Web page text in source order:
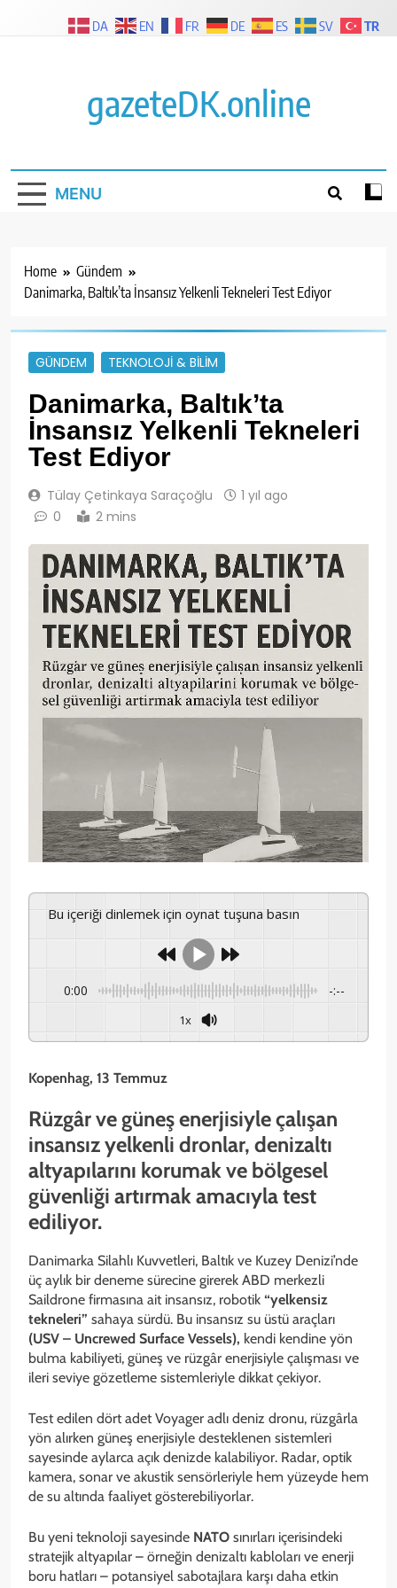
gazeteDK.online
MENU
Home
Gündem
Danimarka, Baltık’ta İnsansız Yelkenli Tekneleri Test Ediyor
GÜNDEM TEKNOLOJI & BILIM
Danimarka, Baltık’ta
İnsansız Yelkenli Tekneleri
Test Ediyor
Tülay Çetinkaya Saraçoğlu
1 yıl ago
0
2 mins
Bu içeriği dinlemek için oynat tuşuna basın
0:00 -:--
1x
Kopenhag, 13 Temmuz
Rüzgâr ve güneş enerjisiyle çalışan
insansız yelkenli dronlar, denizaltı
altyapılarını korumak ve bölgesel
güvenliği artırmak amacıyla test
ediliyor.
Danimarka Silahlı Kuvvetleri, Baltık ve Kuzey Denizi’nde
üç aylık bir deneme sürecine girerek ABD merkezli
Saildrone firmasına ait insansız, robotik “yelkensiz
tekneleri” sahaya sürdü. Bu insansız su üstü araçları
(USV – Uncrewed Surface Vessels), kendi kendine yön
bulma kabiliyeti, güneş ve rüzgâr enerjisiyle çalışması ve
ileri seviye gözetleme sistemleriyle dikkat çekiyor.
Test edilen dört adet Voyager adlı deniz dronu, rüzgârla
yön alırken güneş enerjisiyle desteklenen sistemleri
sayesinde aylarca açık denizde kalabiliyor. Radar, optik
kamera, sonar ve akustik sensörleriyle hem yüzeyde hem
de su altında faaliyet gösterebiliyorlar.
Bu yeni teknoloji sayesinde NATO sınırları içerisindeki
stratejik altyapılar – örneğin denizaltı kabloları ve enerji
boru hatları – potansiyel sabotajlara karşı daha etkin
DA EN FR DE ES SV TR